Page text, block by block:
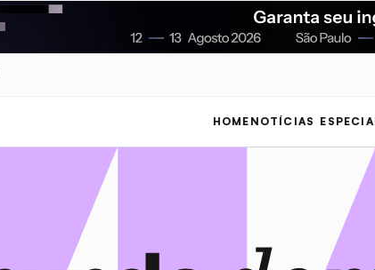
HOME NOTÍCIAS